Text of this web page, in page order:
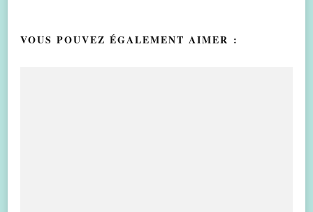
VOUS POUVEZ ÉGALEMENT AIMER :